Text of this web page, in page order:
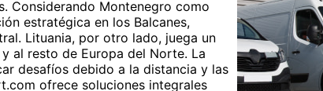
Considerando Montenegro como
estratégica en los Balcanes,
Lituania, por otro lado, juega un
al resto de Europa del Norte. La
desafíos debido a la distancia y las
ofrece soluciones integrales